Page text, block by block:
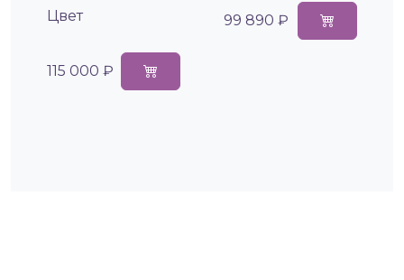
Цвет
115 000 ₽
99 890 ₽